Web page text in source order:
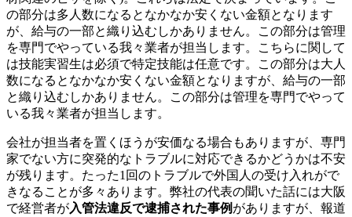
の部分は多人数になるとなかなか安くない金額となります
が、給与の一部と織り込むしかありません。この部分は管理
を専門でやっている我々業者が担当します。こちらに関して
は技能実習生は必須で特定技能は任意です。この部分は大人
数になるとなかなか安くない金額となりますが、給与の一部
と織り込むしかありません。この部分は管理を専門でやって
いる我々業者が担当します。
会社が担当者を置くほうが安価なる場合もありますが、専門
家でない方に突発的なトラブルに対応できるかどうかは不安
が残ります。たった1回のトラブルで外国人の受け入れがで
きなることが多々あります。弊社の代表の聞いた話には大阪
で経営者が入管法違反で逮捕された事例 がありますが、報道